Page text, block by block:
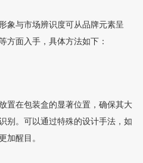
象与市场辨识度可从品牌元素呈
方面入手，具体方法如下：
置在包装盒的显著位置，确保其大
别。可以通过特殊的设计手法，如
加醒目。